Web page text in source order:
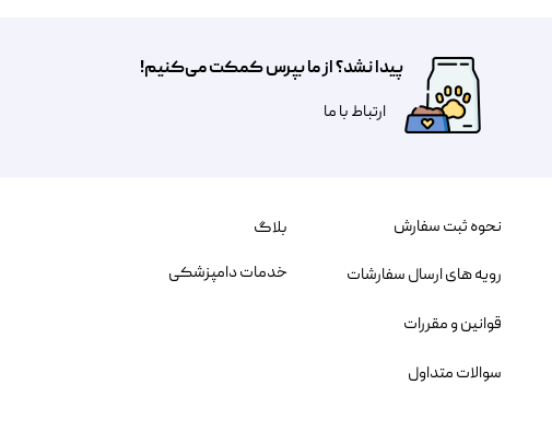
پیدا نشد؟ از ما بپرس کمکت می‌کنیم!
​​​ارتباط با ما
نحوه ثبت سفارش
رویه های ارسال سفارشات
قوانین و مقررات
سوالات متداول
بلاگ
خدمات دامپزشکی